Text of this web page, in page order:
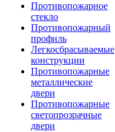
Противопожарное
стекло
Противопожарный
профиль
Легкосбрасываемые
конструкции
Противопожарные
металлические
двери
Противопожарные
светопрозрачные
двери